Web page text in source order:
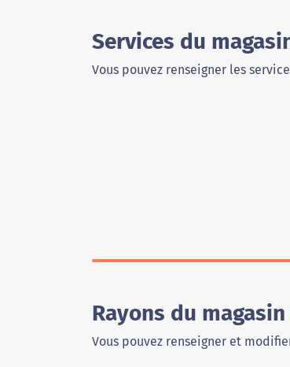
Services du
Vous pouvez renseigner les
Rayons du
Vous pouvez renseigner et